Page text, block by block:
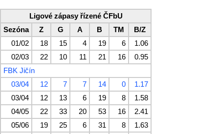
Ligové zápasy řízené ČFbU
Sezóna
Z G A B TM
B/Z
01/02
18 15 4 19 6
1.06
02/03
22 10 11 21 16
0.95
FBK Jičín
03/04
12 7 7 14 0
1.17
03/04
12 13 6 19 8
1.58
04/05
22 33 20 53 16
2.41
05/06
19 25 6 31 8
1.63